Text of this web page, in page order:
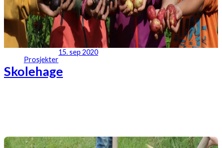
Prosjekter
15. sep 2020
Skolehage